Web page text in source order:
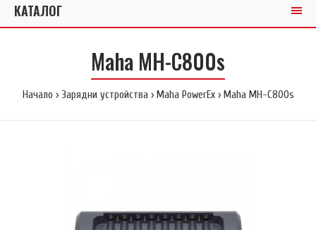
КАТАЛОГ
Maha MH-C800s
Начало Зарядни устройства Maha PowerEx Maha MH-C800s